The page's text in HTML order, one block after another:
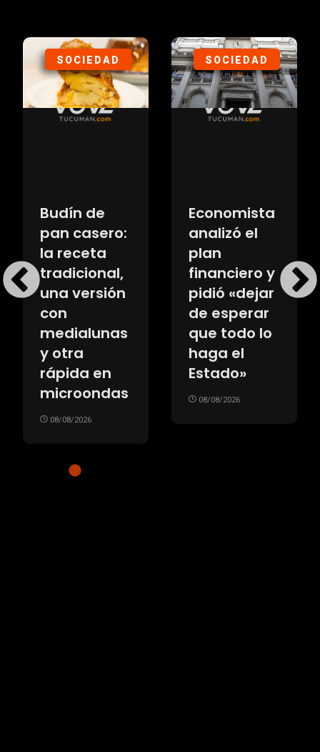
SOCIEDAD
Budín de
pan casero:
la receta
tradicional,
una versión
con
medialunas
y otra
rápida en
microondas
08/08/2026
SOCIEDAD
Economista
analizó el
plan
financiero y
pidió «dejar
de esperar
que todo lo
haga el
Estado»
08/08/2026